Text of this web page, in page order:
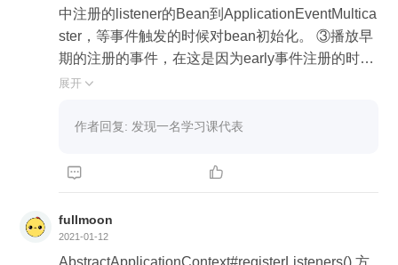
中注册的listener的Bean到ApplicationEventMultica
ster，等事件触发的时候对bean初始化。 ③播放早
期的注册的事件，在这是因为early事件注册的时候
ApplicationEventMulticaster还不存在。
展开 
作者回复: 发现一名学习课代表
 
fullmoon
2021-01-12
AbstractApplicationContext#registerListeners() 方